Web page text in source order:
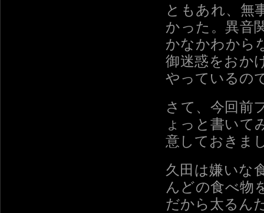
ともあれ、無
かった。異音
かなかわから
御迷惑をおか
やっているの
さて、今回前
ょっと書いて
意しておきま
久田は嫌いな
んどの食べ物
だから太るん